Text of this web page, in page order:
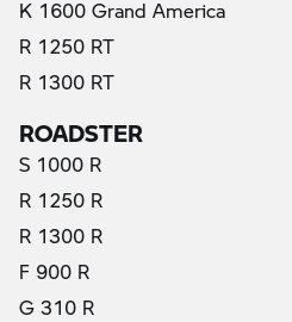
K 1600 Grand America
R 1250 RT
R 1300 RT
ROADSTER
S 1000 R
R 1250 R
R 1300 R
F 900 R
G 310 R